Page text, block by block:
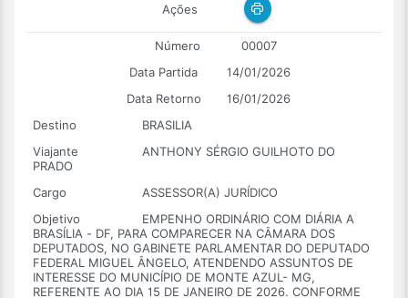
Ações
Número
00007
Data Partida
14/01/2026
Data Retorno
16/01/2026
Destino
BRASILIA
Viajante
ANTHONY SÉRGIO GUILHOTO DO
PRADO
Cargo
ASSESSOR(A) JURÍDICO
Objetivo
EMPENHO ORDINÁRIO COM DIÁRIA A
BRASÍLIA - DF, PARA COMPARECER NA CÂMARA DOS
DEPUTADOS, NO GABINETE PARLAMENTAR DO DEPUTADO
FEDERAL MIGUEL ÂNGELO, ATENDENDO ASSUNTOS DE
INTERESSE DO MUNICÍPIO DE MONTE AZUL- MG,
REFERENTE AO DIA 15 DE JANEIRO DE 2026. CONFORME